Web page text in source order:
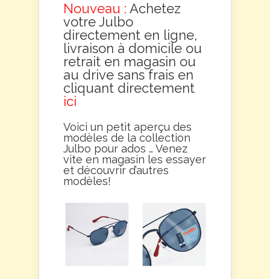
Nouveau : Achetez
votre Julbo
directement en ligne,
livraison à domicile ou
retrait en magasin ou
au drive sans frais en
cliquant directement
ici
Voici un petit aperçu des
modèles de la collection
Julbo pour ados … Venez
vite en magasin les essayer
et découvrir d’autres
modèles!